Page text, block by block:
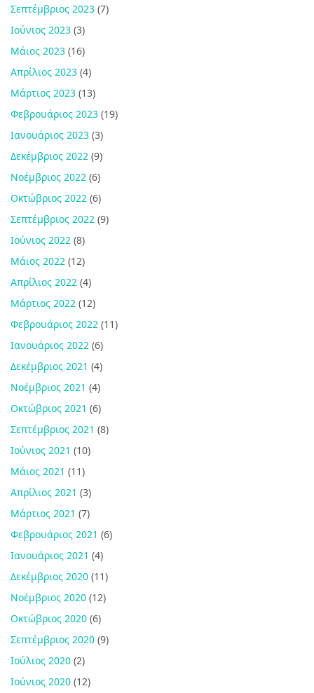
Σεπτέμβριος 2023 (7)
Ιούνιος 2023 (3)
Μάιος 2023 (16)
Απρίλιος 2023 (4)
Μάρτιος 2023 (13)
Φεβρουάριος 2023 (19)
Ιανουάριος 2023 (3)
Δεκέμβριος 2022 (9)
Νοέμβριος 2022 (6)
Οκτώβριος 2022 (6)
Σεπτέμβριος 2022 (9)
Ιούνιος 2022 (8)
Μάιος 2022 (12)
Απρίλιος 2022 (4)
Μάρτιος 2022 (12)
Φεβρουάριος 2022 (11)
Ιανουάριος 2022 (6)
Δεκέμβριος 2021 (4)
Νοέμβριος 2021 (4)
Οκτώβριος 2021 (6)
Σεπτέμβριος 2021 (8)
Ιούνιος 2021 (10)
Μάιος 2021 (11)
Απρίλιος 2021 (3)
Μάρτιος 2021 (7)
Φεβρουάριος 2021 (6)
Ιανουάριος 2021 (4)
Δεκέμβριος 2020 (11)
Νοέμβριος 2020 (12)
Οκτώβριος 2020 (6)
Σεπτέμβριος 2020 (9)
Ιούλιος 2020 (2)
Ιούνιος 2020 (12)